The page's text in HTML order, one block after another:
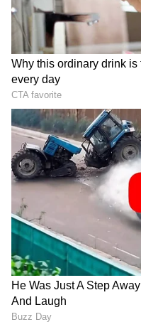
ಟೊಯೋಟಾ ವನ್ನು
ಪೂರಕವಾಗಿ ರಚಿಸಲಾದ,
ಟೊಯೋಟಾಗೆ
ಹೇರಳವಾದ ಹೊರೆಯನ್ನು
ಗ್ರಾಹಕರಿಗೆ ಪರಿವರ್ತಿಸಲು
DOWNLOAD APP